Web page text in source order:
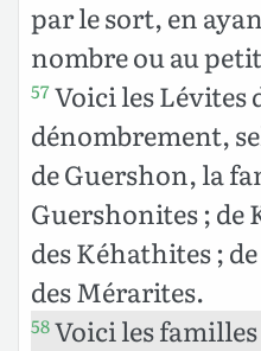
par le sort, en
nombre ou au
57Voici les Lévites
dénombrement,
de Guershon, la
Guershonites ;
des Kéhathites ;
des Mérarites.
58Voici les